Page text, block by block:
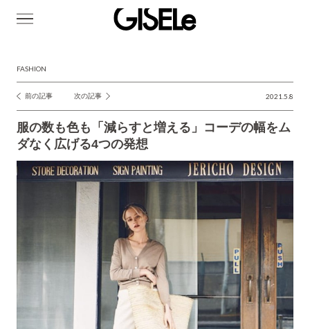
FASHION
投
稿
ナ
ビ
ゲ
ン
前の記事 次の記事 2021.5.8
服の数も色も「減らすと増える」コーデの幅をム
ダなく広げる4つの発想